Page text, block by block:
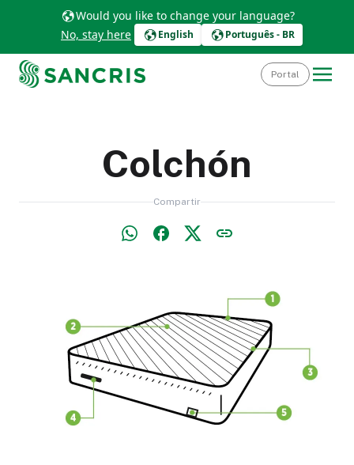
Would you like to change your language?
No, stay here
English Português - BR
Portal
Colchón
Compartir